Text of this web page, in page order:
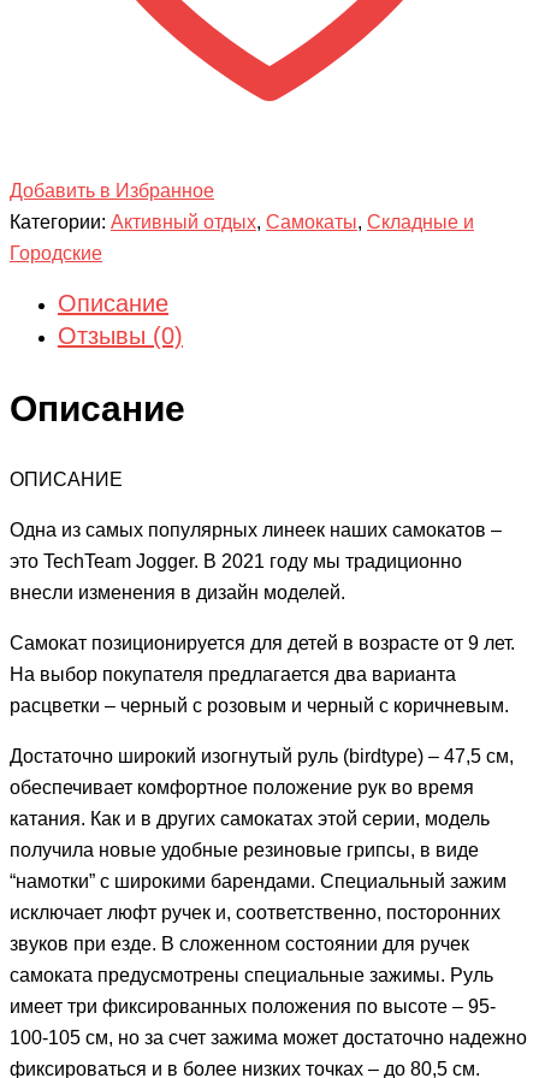
Добавить в Избранное
Категории: Активный отдых, Самокаты, Складные и
Городские
Описание
Отзывы (0)
Описание
ОПИСАНИЕ
Одна из самых популярных линеек наших самокатов –
это TechTeam Jogger. В 2021 году мы традиционно
внесли изменения в дизайн моделей.
Самокат позиционируется для детей в возрасте от 9 лет.
На выбор покупателя предлагается два варианта
расцветки – черный с розовым и черный с коричневым.
Достаточно широкий изогнутый руль (birdtype) – 47,5 см,
обеспечивает комфортное положение рук во время
катания. Как и в других самокатах этой серии, модель
получила новые удобные резиновые грипсы, в виде
“намотки” с широкими барендами. Специальный зажим
исключает люфт ручек и, соответственно, посторонних
звуков при езде. В сложенном состоянии для ручек
самоката предусмотрены специальные зажимы. Руль
имеет три фиксированных положения по высоте – 95-
100-105 см, но за счет зажима может достаточно надежно
фиксироваться и в более низких точках – до 80,5 см.